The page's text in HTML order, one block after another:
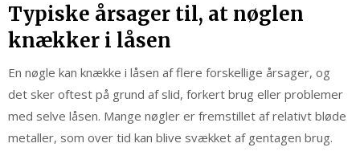
Typiske årsager til, at nøglen
knækker i låsen
En nøgle kan knække i låsen af flere forskellige årsager, og
det sker oftest på grund af slid, forkert brug eller problemer
med selve låsen. Mange nøgler er fremstillet af relativt bløde
metaller, som over tid kan blive svækket af gentagen brug.